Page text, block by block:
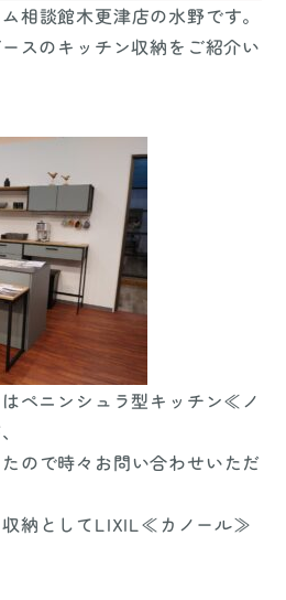
相談館木更津店の水野です。
スのキッチン収納をご紹介い
ペニンシュラ型キッチン≪ノ
ので時々お問い合わせいただ
収納としてLIXIL≪カノール≫